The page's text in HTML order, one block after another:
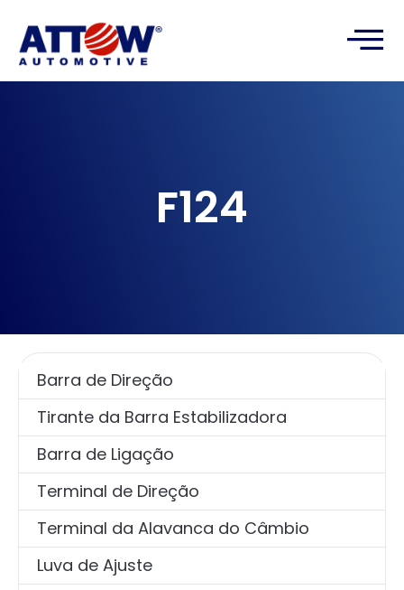
F124
Barra de Direção
Tirante da Barra Estabilizadora
Barra de Ligação
Terminal de Direção
Terminal da Alavanca do Câmbio
Luva de Ajuste